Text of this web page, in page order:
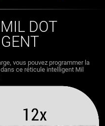
DOT
vous pouvez programmer la
ce réticule intelligent Mil